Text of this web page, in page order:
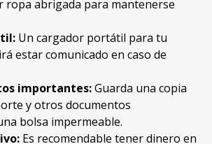
ropa abrigada para mantenerse
Un cargador portátil para tu
estar comunicado en caso de
importantes:Guarda una copia
y otros documentos
bolsa impermeable.
Es recomendable tener dinero en